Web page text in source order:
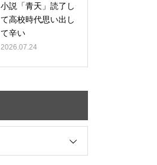
小説「青天」読了し
て高校時代思い出し
て辛い
2026.07.24